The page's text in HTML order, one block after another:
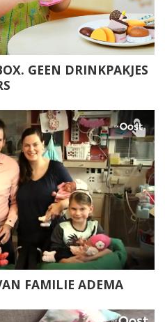
GEEN DRINKPAKJES
FAMILIE ADEMA